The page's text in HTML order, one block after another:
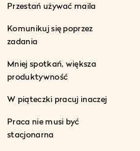
Przestań używać maila
Komunikuj się poprzez
zadania
Mniej spotkań, większa
produktywność
W piąteczki pracuj inaczej
Praca nie musi być
stacjonarna